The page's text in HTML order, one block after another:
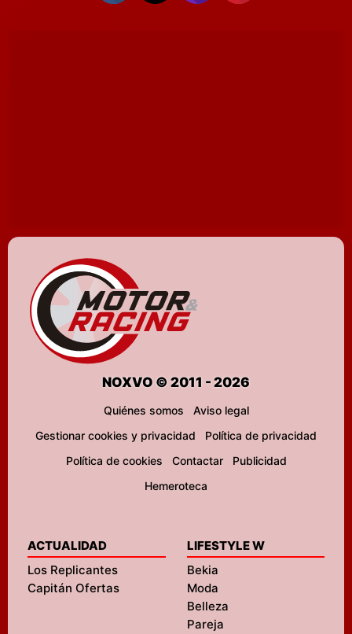
NOXVO © 2011 - 2026
Quiénes somos
Aviso legal
Gestionar cookies y privacidad
Política de privacidad
Política de cookies
Contactar
Publicidad
Hemeroteca
ACTUALIDAD
Los Replicantes
Capitán Ofertas
LIFESTYLE W
Bekia
Moda
Belleza
Pareja